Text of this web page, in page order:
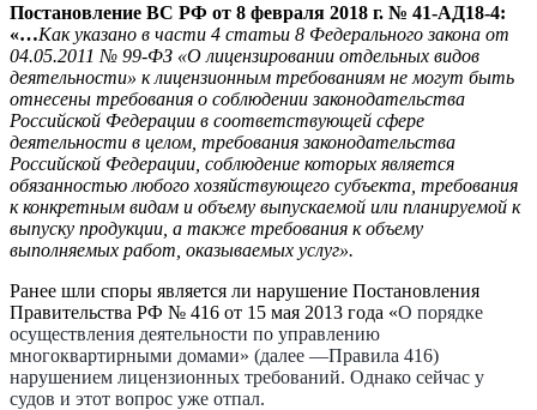
Постановление ВС РФ от 8 февраля 2018 г. № 41-АД18-4:
«…Как указано в части 4 статьи 8 Федерального закона от
04.05.2011 № 99-ФЗ «О лицензировании отдельных видов
деятельности» к лицензионным требованиям не могут быть
отнесены требования о соблюдении законодательства
Российской Федерации в соответствующей сфере
деятельности в целом, требования законодательства
Российской Федерации, соблюдение которых является
обязанностью любого хозяйствующего субъекта, требования
к конкретным видам и объему выпускаемой или планируемой к
выпуску продукции, а также требования к объему
выполняемых работ, оказываемых услуг».
Ранее шли споры является ли нарушение Постановления
Правительства РФ № 416 от 15 мая 2013 года «О порядке
осуществления деятельности по управлению
многоквартирными домами» (далее —Правила 416)
нарушением лицензионных требований. Однако сейчас у
судов и этот вопрос уже отпал.